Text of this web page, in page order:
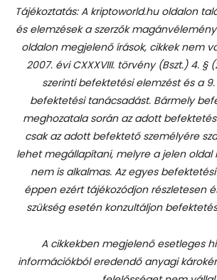
Tájékoztatás: A kriptoworld.hu oldalon
és elemzések a szerzők
oldalon megjelenő írások, cikkek nem
2007. évi CXXXVIII. törvény (Bszt.) 4. §
szerinti befektetési elemzést és a
befektetési tanácsadást. Bármely
meghozatala során az adott
csak az adott befektető személyére
lehet megállapítani, melyre a jelen oldal
nem is alkalmas. Az egyes
éppen ezért tájékozódjon részletesen
szükség esetén konzultáljon
A cikkekben megjelenő esetleges
információkból eredendő anyagi